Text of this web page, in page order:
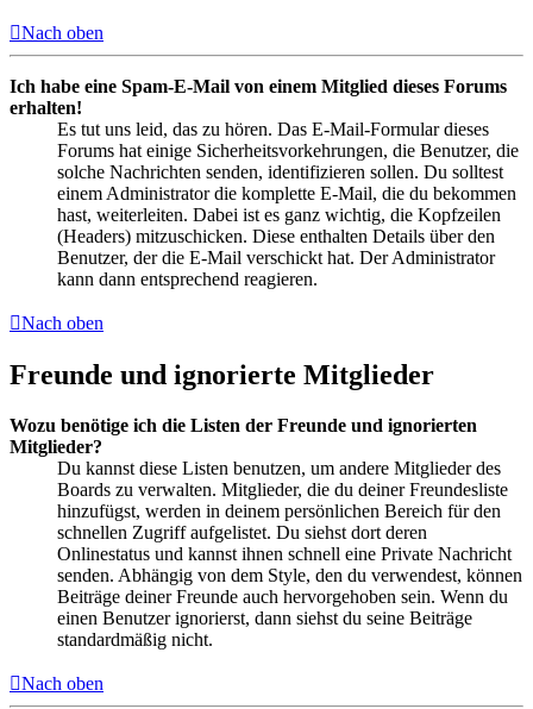
Nach oben
Ich habe eine Spam-E-Mail von einem Mitglied dieses Forums
erhalten!
Es tut uns leid, das zu hören. Das E-Mail-Formular dieses
Forums hat einige Sicherheitsvorkehrungen, die Benutzer, die
solche Nachrichten senden, identifizieren sollen. Du solltest
einem Administrator die komplette E-Mail, die du bekommen
hast, weiterleiten. Dabei ist es ganz wichtig, die Kopfzeilen
(Headers) mitzuschicken. Diese enthalten Details über den
Benutzer, der die E-Mail verschickt hat. Der Administrator
kann dann entsprechend reagieren.
Nach oben
Freunde und ignorierte Mitglieder
Wozu benötige ich die Listen der Freunde und ignorierten
Mitglieder?
Du kannst diese Listen benutzen, um andere Mitglieder des
Boards zu verwalten. Mitglieder, die du deiner Freundesliste
hinzufügst, werden in deinem persönlichen Bereich für den
schnellen Zugriff aufgelistet. Du siehst dort deren
Onlinestatus und kannst ihnen schnell eine Private Nachricht
senden. Abhängig von dem Style, den du verwendest, können
Beiträge deiner Freunde auch hervorgehoben sein. Wenn du
einen Benutzer ignorierst, dann siehst du seine Beiträge
standardmäßig nicht.
Nach oben